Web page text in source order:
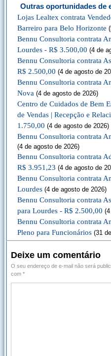
Outras oportunidades de
Lojas Lealtex contrata
Barreiro para Belo Horizonte
Bennu Consultoria contrata
Lourdes - R$ 3.500,00 (4 de
Bennu Consultoria contrata
R$ 2.500,00 (4 de agosto de
Bennu Consultoria contrata
Nova (4 de agosto de 2026)
Centro de Cuidados de Bem
de Vendas | Recepção e
1.750,00 (4 de agosto de 2026)
Bennu Consultoria contrata
(4 de agosto de 2026)
Bennu Consultoria contrata
R$ 3.951,23 (4 de agosto de
Bennu Consultoria contrata
Lourdes (4 de agosto de 2026)
Bennu Consultoria contrata
para Lourdes - R$ 2.500,00
Bennu Consultoria contrata
Pleno para Funcionários (31
Deixe um comentário
O seu endereço de e-mail não será
com *